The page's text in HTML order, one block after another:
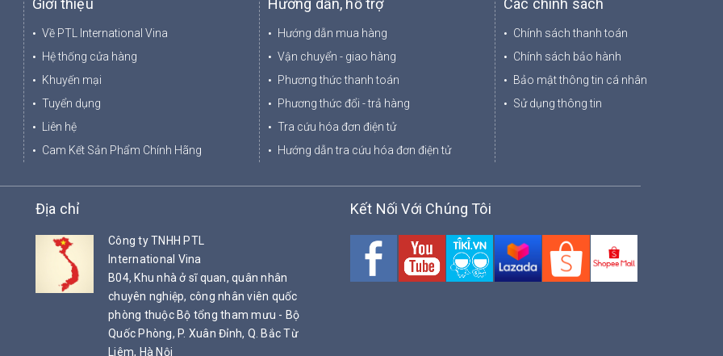
Giới thiệu
Về PTL International Vina
Hệ thống cửa hàng
Khuyến mại
Tuyển dụng
Liên hệ
Cam Kết Sản Phẩm Chính Hãng
Hướng dẫn, hỗ trợ
Hướng dẫn mua hàng
Vận chuyển - giao hàng
Phương thức thanh toán
Phương thức đổi - trả hàng
Tra cứu hóa đơn điện tử
Hướng dẫn tra cứu hóa đơn điện tử
Các chính sách
Chính sách thanh toán
Chính sách bảo hành
Bảo mật thông tin cá nhân
Sử dụng thông tin
Địa chỉ
Công ty TNHH PTL
International Vina
B04, Khu nhà ở sĩ quan, quân nhân
chuyên nghiệp, công nhân viên quốc
phòng thuộc Bộ tổng tham mưu - Bộ
Quốc Phòng, P. Xuân Đỉnh, Q. Bắc Từ
Liêm, Hà Nội
Kết Nối Với Chúng Tôi